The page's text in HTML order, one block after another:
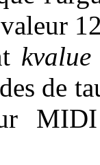
kvalue
de